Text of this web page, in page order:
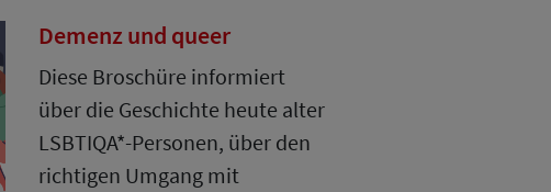
Demenz und queer
Diese Broschüre informiert
über die Geschichte heute alter
LSBTIQA*-Personen, über den
richtigen Umgang mit